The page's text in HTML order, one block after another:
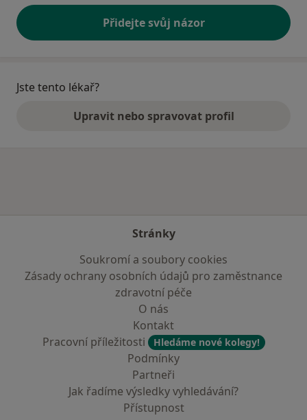
Přidejte svůj názor
Jste tento lékař?
Upravit nebo spravovat profil
Stránky
Soukromí a soubory cookies
Zásady ochrany osobních údajů pro zaměstnance
zdravotní péče
O nás
Kontakt
Pracovní příležitosti
Hledáme nové kolegy!
Podmínky
Partneři
Jak řadíme výsledky vyhledávání?
Přístupnost